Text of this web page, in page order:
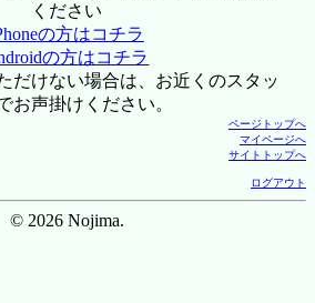
ください
の方はコチラ
の方はコチラ
だけない場合は、お近くのスタッ
お声掛けください。
ページトップへ
マイページへ
サイトトップへ
ログアウト
© 2026 Nojima.